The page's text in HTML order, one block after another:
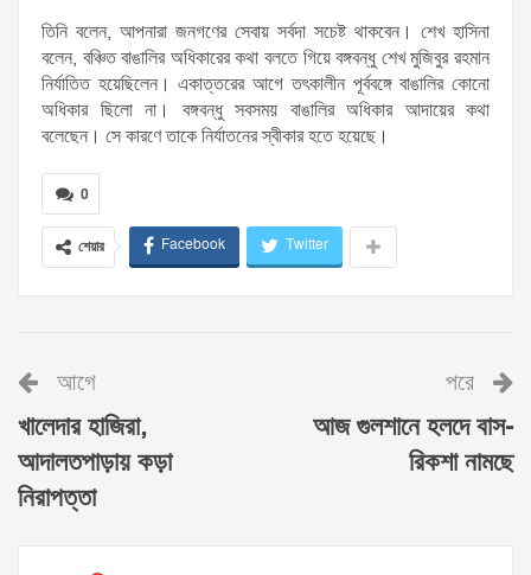
তিনি বলেন, আপনারা জনগণের সেবায় সর্বদা সচেষ্ট থাকবেন। শেখ হাসিনা
বলেন, বঞ্চিত বাঙালির অধিকারের কথা বলতে গিয়ে বঙ্গবন্ধু শেখ মুজিবুর রহমান
নির্যাতিত হয়েছিলেন। একাত্তরের আগে তৎকালীন পূর্ববঙ্গে বাঙালির কোনো
অধিকার ছিলো না। বঙ্গবন্ধু সবসময় বাঙালির অধিকার আদায়ের কথা
বলেছেন। সে কারণে তাকে নির্যাতনের স্বীকার হতে হয়েছে।
0
শেয়ার Facebook Twitter
আগে
খালেদার হাজিরা,
আদালতপাড়ায় কড়া
নিরাপত্তা
পরে
আজ গুলশানে হলদে বাস-
রিকশা নামছে